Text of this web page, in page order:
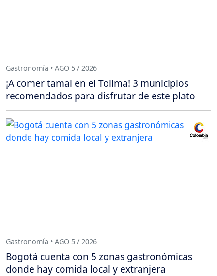
Gastronomía • AGO 5 / 2026
¡A comer tamal en el Tolima! 3 municipios
recomendados para disfrutar de este plato
Gastronomía • AGO 5 / 2026
Bogotá cuenta con 5 zonas gastronómicas
donde hay comida local y extranjera